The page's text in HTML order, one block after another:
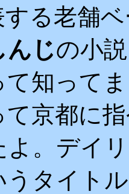
る老舗ベ
んじの小
知って
京都に
よ。デイ
うタイト